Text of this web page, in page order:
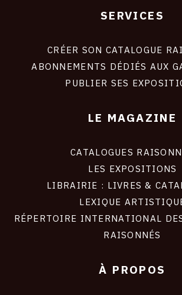
SERVICES
CRÉER SON CATALOGUE
ABONNEMENTS DÉDIÉS AUX
PUBLIER SES
LE MAGAZINE
CATALOGUES
LES EXPOSITIONS
LIBRAIRIE : LIVRES &
LEXIQUE
RÉPERTOIRE INTERNATIONAL
RAISONNÉS
À PROPOS